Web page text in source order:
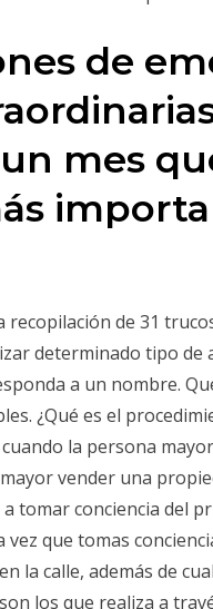
de
mes
recopilación de 31
determinado tipo de
a un nombre.
¿Qué es el
la persona
vender una
tomar conciencia del
que tomas
la calle, además de
los que realiza a